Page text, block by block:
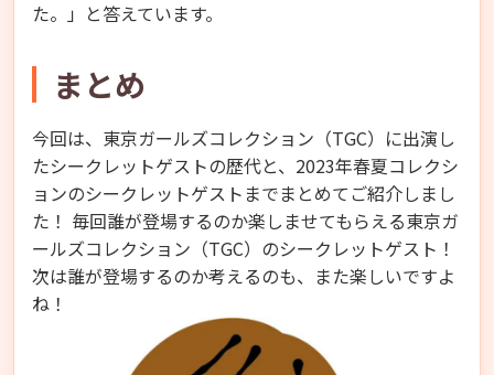
た。」と答えています。
まとめ
今回は、東京ガールズコレクション（TGC）に出演し
たシークレットゲストの歴代と、2023年春夏コレクシ
ョンのシークレットゲストまでまとめてご紹介しまし
た！ 毎回誰が登場するのか楽しませてもらえる東京ガ
ールズコレクション（TGC）のシークレットゲスト！
次は誰が登場するのか考えるのも、また楽しいですよ
ね！